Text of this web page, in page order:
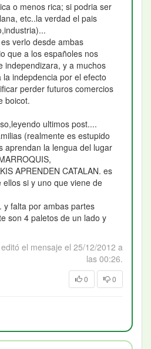
o menos rica; si podria ser
etc..la verdad el pais
verlo desde ambas
que a los españoles nos
independizara, y a muchos
indepdencia por el efecto
perder futuros comercios
boicot.
ultimos post....
(realmente es estupido
aprendan la lengua del lugar
APRENDEN CATALAN. es
si y uno que viene de
y falta por ambas partes
son 4 paletos de un lado y
el mensaje el 25/12/2012 a
las 00:26.
0 0